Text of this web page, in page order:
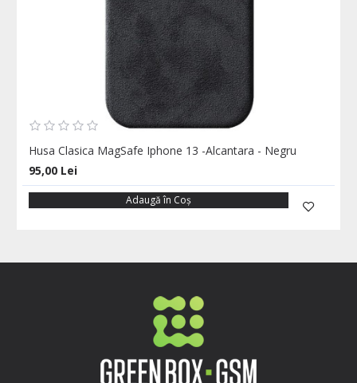
Husa Clasica MagSafe Iphone 13 -Alcantara - Negru
95,00 Lei
Adaugă în Coş